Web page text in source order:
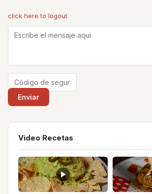
click here to logout
Video Recetas